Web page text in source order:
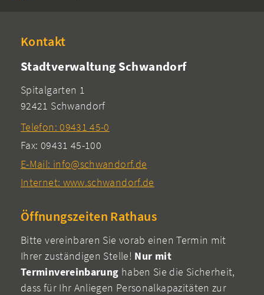
Kontakt
Stadtverwaltung Schwandorf
Spitalgarten 1
92421 Schwandorf
Telefon: 09431 45-0
Fax: 09431 45-100
E-Mail: info@schwandorf.de
Internet: www.schwandorf.de
Öffnungszeiten Rathaus
Bitte vereinbaren Sie vorab einen Termin mit
Ihrer zuständigen Stelle! Nur mit
Terminvereinbarung haben Sie die Sicherheit,
dass für Ihr Anliegen Personalkapazitäten zur